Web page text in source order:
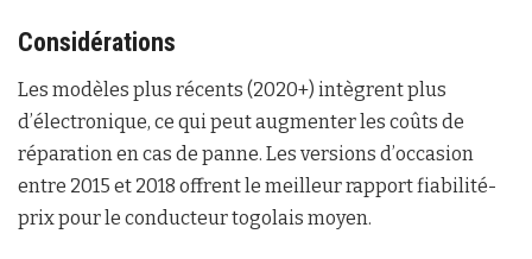
Considérations
Les modèles plus récents (2020+) intègrent plus
d’électronique, ce qui peut augmenter les coûts de
réparation en cas de panne. Les versions d’occasion
entre 2015 et 2018 offrent le meilleur rapport fiabilité-
prix pour le conducteur togolais moyen.